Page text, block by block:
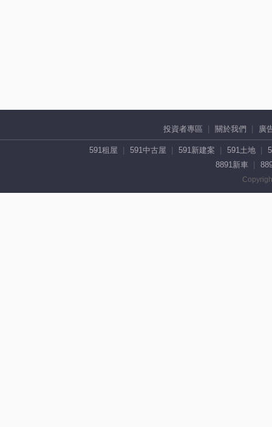
投資者專區 關於我們 廣
591租屋 591中古屋 591新建案 591土地
8891新車